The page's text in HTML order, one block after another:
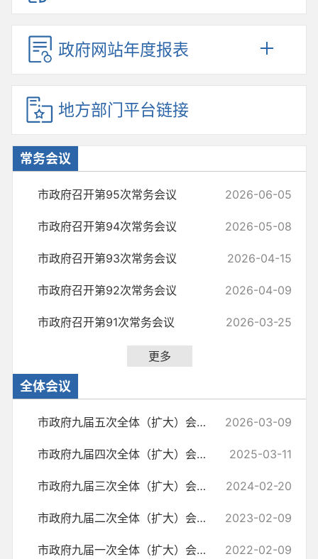
政府网站年度报表
地方部门平台链接
常务会议
市政府召开第95次常务会议 2026-06-05
市政府召开第94次常务会议 2026-05-08
市政府召开第93次常务会议 2026-04-15
市政府召开第92次常务会议 2026-04-09
市政府召开第91次常务会议 2026-03-25
更多
全体会议
市政府九届五次全体（扩大）会议暨第四次廉政工作会议召开 2026-03-09
市政府九届四次全体（扩大）会议暨第三次廉政工作会议召开 2025-03-11
市政府九届三次全体（扩大）会议召开 2024-02-20
市政府九届二次全体（扩大）会议召开 2023-02-09
市政府九届一次全体（扩大）会议召开 2022-02-09